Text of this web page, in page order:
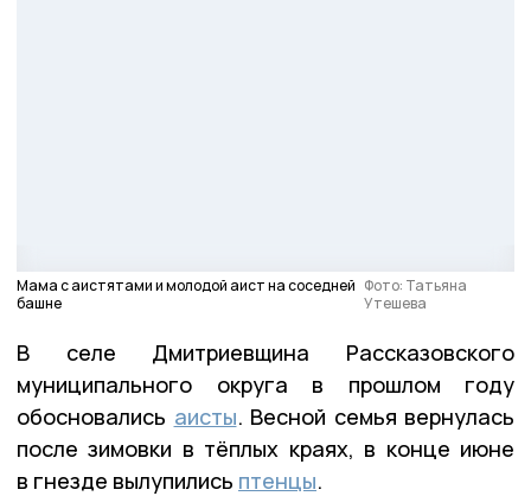
Мама с аистятами и молодой аист на соседней
башне
Фото: Татьяна
Утешева
В селе Дмитриевщина Рассказовского
муниципального округа в прошлом году
обосновались аисты. Весной семья вернулась
после зимовки в тёплых краях, в конце июне
в гнезде вылупились птенцы.